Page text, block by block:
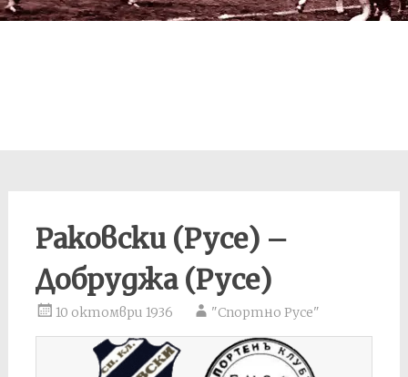
Раковски (Русе) –
Добруджа (Русе)
10 октомври 1936 "Спортно Русе"